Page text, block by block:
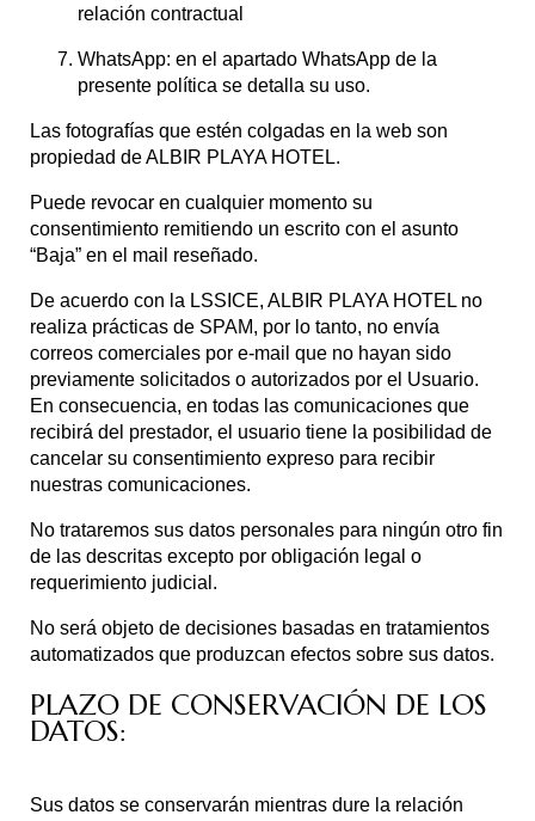
relación contractual
WhatsApp: en el apartado WhatsApp de la
presente política se detalla su uso.
Las fotografías que estén colgadas en la web son
propiedad de ALBIR PLAYA HOTEL.
Puede revocar en cualquier momento su
consentimiento remitiendo un escrito con el asunto
“Baja” en el mail reseñado.
De acuerdo con la LSSICE, ALBIR PLAYA HOTEL no
realiza prácticas de SPAM, por lo tanto, no envía
correos comerciales por e-mail que no hayan sido
previamente solicitados o autorizados por el Usuario.
En consecuencia, en todas las comunicaciones que
recibirá del prestador, el usuario tiene la posibilidad de
cancelar su consentimiento expreso para recibir
nuestras comunicaciones.
No trataremos sus datos personales para ningún otro fin
de las descritas excepto por obligación legal o
requerimiento judicial.
No será objeto de decisiones basadas en tratamientos
automatizados que produzcan efectos sobre sus datos.
PLAZO DE CONSERVACIÓN DE LOS
DATOS:
Sus datos se conservarán mientras dure la relación